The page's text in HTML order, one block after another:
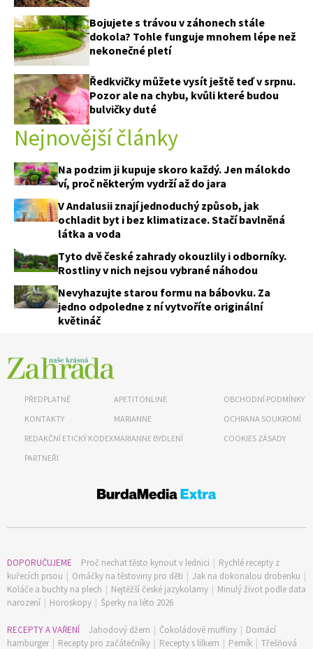
Bojujete s trávou v záhonech stále
dokola? Tohle funguje mnohem lépe než
nekonečné pletí
Ředkvičky můžete vysít ještě teď v srpnu.
Pozor ale na chybu, kvůli které budou
bulvičky duté
Nejnovější články
Na podzim ji kupuje skoro každý. Jen málokdo
ví, proč některým vydrží až do jara
V Andalusii znají jednoduchý způsob, jak
ochladit byt i bez klimatizace. Stačí bavlněná
látka a voda
Tyto dvě české zahrady okouzlily i odborníky.
Rostliny v nich nejsou vybrané náhodou
Nevyhazujte starou formu na bábovku. Za
jedno odpoledne z ní vytvoříte originální
květináč
PŘEDPLATNÉ
KONTAKTY
REDAKČNÍ ETICKÝ KODEX
PARTNEŘI
APETITONLINE
MARIANNE
MARIANNE BYDLENÍ
OBCHODNÍ PODMÍNKY
OCHRANA SOUKROMÍ
COOKIES ZÁSADY
DOPORUČUJEME Proč nechat těsto kynout v lednici | Rychlé recepty z
kuřecích prsou | Omáčky na těstoviny pro děti | Jak na dokonalou drobenku |
Koláče a buchty na plech | Nejtěžší české jazykolamy | Minulý život podle data
narození | Horoskopy | Šperky na léto 2026
RECEPTY A VAŘENÍ Jahodový džem | Čokoládové muffiny | Domácí
hamburger | Recepty pro začátečníky | Recepty s lilkem | Perník | Třešňová